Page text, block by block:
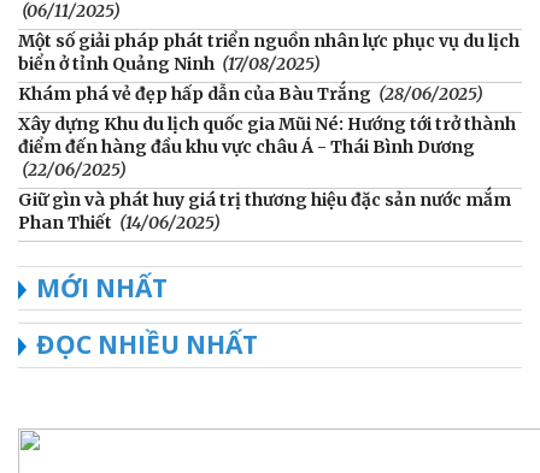
(06/11/2025)
Một số giải pháp phát triển nguồn nhân lực phục vụ du lịch
biển ở tỉnh Quảng Ninh (17/08/2025)
Khám phá vẻ đẹp hấp dẫn của Bàu Trắng (28/06/2025)
Xây dựng Khu du lịch quốc gia Mũi Né: Hướng tới trở thành
điểm đến hàng đầu khu vực châu Á - Thái Bình Dương
(22/06/2025)
Giữ gìn và phát huy giá trị thương hiệu đặc sản nước mắm
Phan Thiết (14/06/2025)
MỚI NHẤT
ĐỌC NHIỀU NHẤT